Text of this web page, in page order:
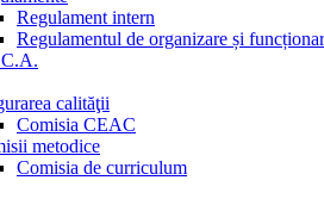
Regulament intern
Regulamentul de organizare și
calităţii
Comisia CEAC
metodice
Comisia de curriculum